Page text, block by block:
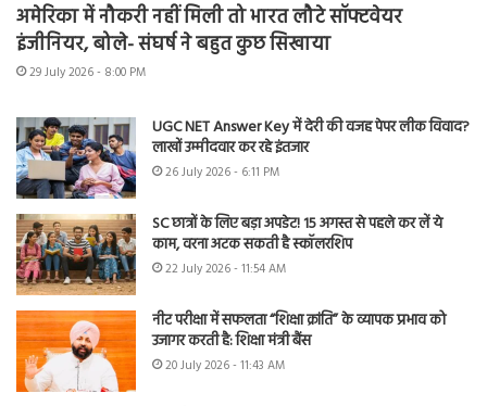
अमेरिका में नौकरी नहीं मिली तो भारत लौटे सॉफ्टवेयर
इंजीनियर, बोले- संघर्ष ने बहुत कुछ सिखाया
29 July 2026 - 8:00 PM
UGC NET Answer Key में देरी की वजह पेपर लीक विवाद?
लाखों उम्मीदवार कर रहे इंतजार
26 July 2026 - 6:11 PM
SC छात्रों के लिए बड़ा अपडेट! 15 अगस्त से पहले कर लें ये
काम, वरना अटक सकती है स्कॉलरशिप
22 July 2026 - 11:54 AM
नीट परीक्षा में सफलता “शिक्षा क्रांति” के व्यापक प्रभाव को
उजागर करती है: शिक्षा मंत्री बैंस
20 July 2026 - 11:43 AM